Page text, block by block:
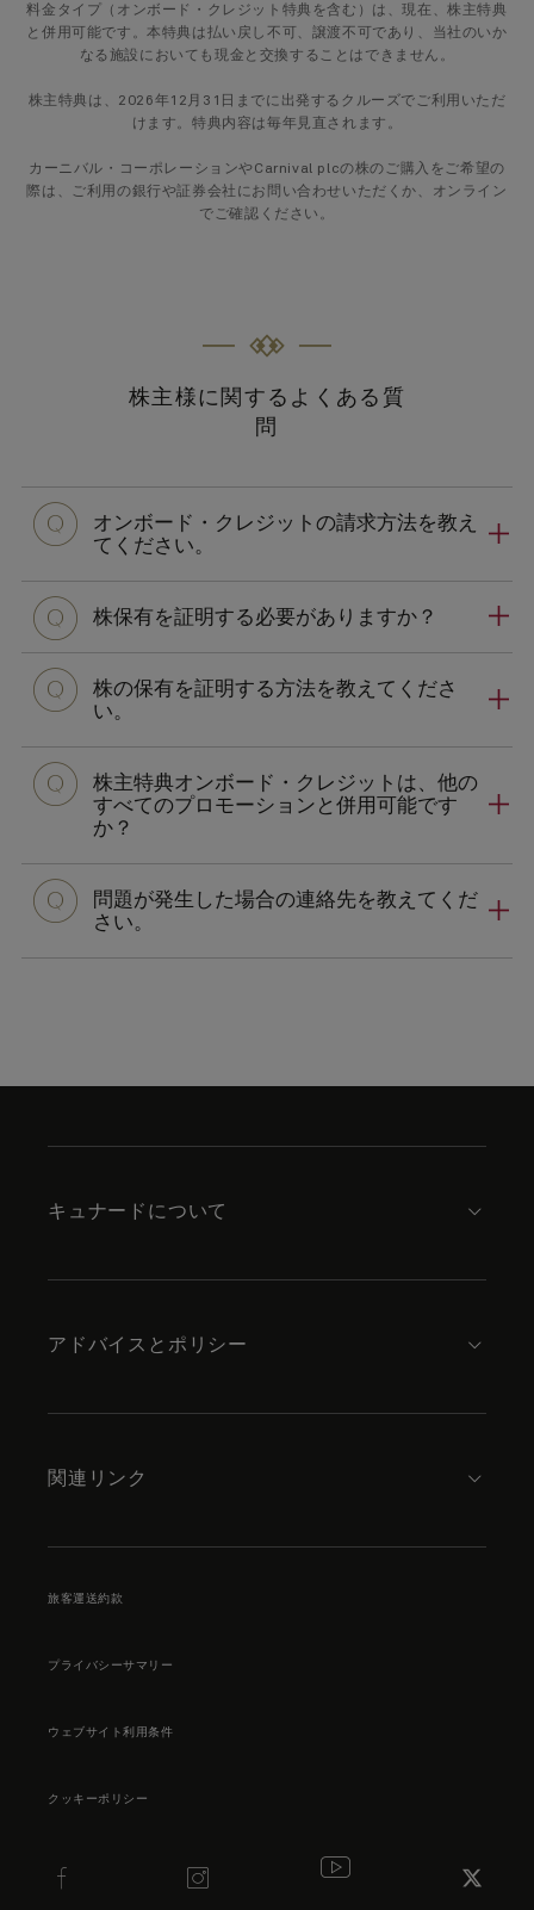
料金タイプ（オンボード・クレジット特典を含む）は、現在、株主特典
と併用可能です。本特典は払い戻し不可、譲渡不可であり、当社のいか
なる施設においても現金と交換することはできません。
株主特典は、2026年12月31日までに出発するクルーズでご利用いただ
けます。特典内容は毎年見直されます。
カーニバル・コーポレーションやCarnival plcの株のご購入をご希望の
際は、ご利用の銀行や証券会社にお問い合わせいただくか、オンライン
でご確認ください。
株主様に関するよくある質
問
オンボード・クレジットの請求方法を教え
てください。
株保有を証明する必要がありますか？
株の保有を証明する方法を教えてくださ
い。
株主特典オンボード・クレジットは、他の
すべてのプロモーションと併用可能です
か？
問題が発生した場合の連絡先を教えてくだ
さい。
キュナードについて
アドバイスとポリシー
関連リンク
旅客運送約款
プライバシーサマリー
ウェブサイト利用条件
クッキーポリシー